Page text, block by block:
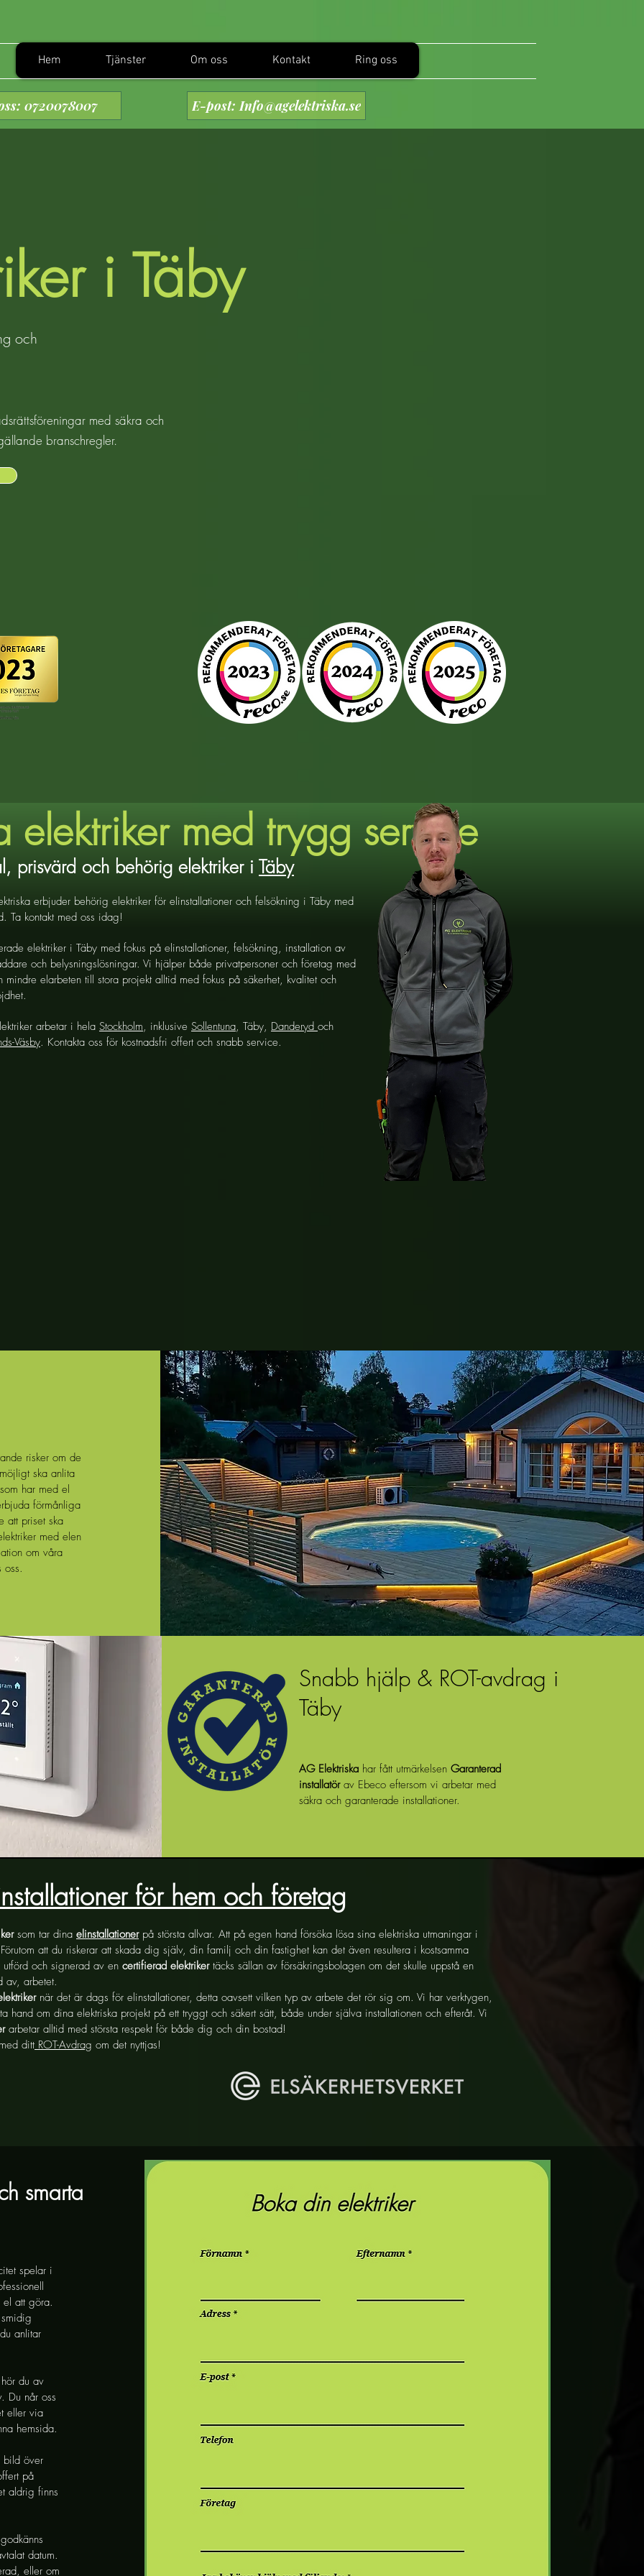
Hem Tjänster Om oss Kontakt Ring oss
0720078007 E-post: Info@agelektriska.se
i Täby
och
med säkra och
branschregler.
elektriker med trygg service
prisvärd och behörig elektriker i Täby
erbjuder behörig elektriker för elinstallationer och felsökning i Täby med
Ta kontakt med oss idag!
elektriker i Täby med fokus på elinstallationer, felsökning, installation av
och belysningslösningar. Vi hjälper både privatpersoner och företag med
mindre elarbeten till stora projekt alltid med fokus på säkerhet, kvalitet och
arbetar i hela Stockholm, inklusive Sollentuna, Täby, Danderyd och
Väsby. Kontakta oss för kostnadsfri offert och snabb service.
risker om de
ska anlita
har med el
förmånliga
att priset ska
med elen
om våra
oss.
Snabb hjälp & ROT-avdrag i
Täby
AG Elektriska har fått utmärkelsenGaranterad
installatörav Ebeco eftersom vi arbetar med
säkra och garanterade installationer.
för hem och företag
som tar dina elinstallationerpå största allvar. Att på egen hand försöka lösa sina elektriska utmaningar i
att du riskerar att skada dig själv, din familj och din fastighet kan det även resultera i kostsamma
och signerad av en certifierad elektrikertäcks sällan av försäkringsbolagen om det skulle uppstå en
av, arbetet.
när det är dags för elinstallationer, detta oavsett vilken typ av arbete det rör sig om. Vi har verktygen,
hand om dina elektriska projekt på ett tryggt och säkert sätt, både under själva installationen och efteråt. Vi
arbetar alltid med största respekt för både dig och din bostad!
ditt ROT-Avdrag om det nyttjas!
smarta
spelar i
att göra.
anlitar
du av
Du når oss
eller via
hemsida.
över
på
aldrig finns
datum.
eller om